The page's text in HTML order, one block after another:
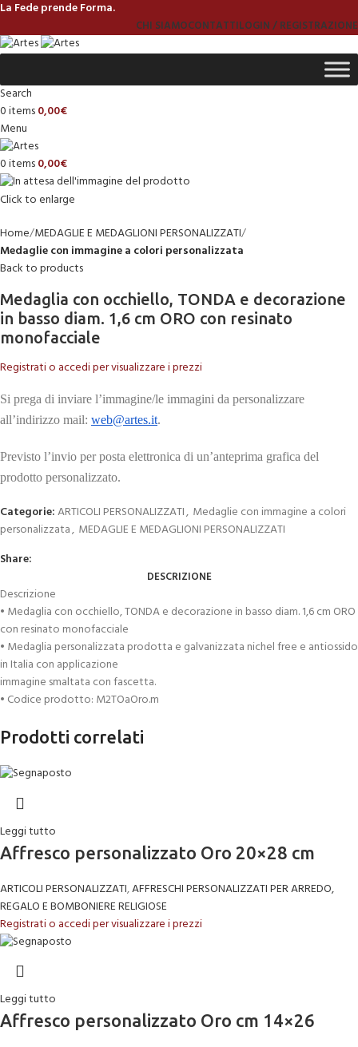
La Fede prende Forma.
CHI SIAMOCONTATTILOGIN / REGISTRAZIONE
Search
0items0,00€
Menu
0items0,00€
Click to enlarge
Home MEDAGLIE E MEDAGLIONI PERSONALIZZATI
Medaglie con immagine a colori personalizzata
Back to products
Medaglia con occhiello, TONDA e decorazione
in basso diam. 1,6 cm ORO con resinato
monofacciale
Registrati o accedi per visualizzare i prezzi
Si prega di inviare l’immagine/le immagini da personalizzare
all’indirizzo mail: web@artes.it.
Previsto l’invio per posta elettronica di un’anteprima grafica del
prodotto personalizzato.
Categorie:ARTICOLI PERSONALIZZATI, Medaglie con immagine a colori
personalizzata, MEDAGLIE E MEDAGLIONI PERSONALIZZATI
Share:
DESCRIZIONE
Descrizione
• Medaglia con occhiello, TONDA e decorazione in basso diam. 1,6 cm ORO
con resinato monofacciale
• Medaglia personalizzata prodotta e galvanizzata nichel free e antiossido
in Italia con applicazione
immagine smaltata con fascetta.
• Codice prodotto: M2TOaOro.m
Prodotti correlati
Leggi tutto
Affresco personalizzato Oro 20×28 cm
ARTICOLI PERSONALIZZATI,AFFRESCHI PERSONALIZZATI PER ARREDO,
REGALO E BOMBONIERE RELIGIOSE
Registrati o accedi per visualizzare i prezzi
Leggi tutto
Affresco personalizzato Oro cm 14×26